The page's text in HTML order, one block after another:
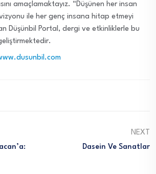
amaçlamaktayız. “Düşünen her insan
ile her genç insana hitap etmeyi
Düşünbil Portal, dergi ve etkinliklerle bu
NEXT
Dasein Ve Sanatlar